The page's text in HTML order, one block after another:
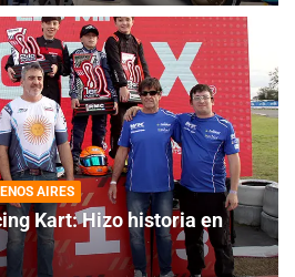
AIRES
Kart: Hizo historia en